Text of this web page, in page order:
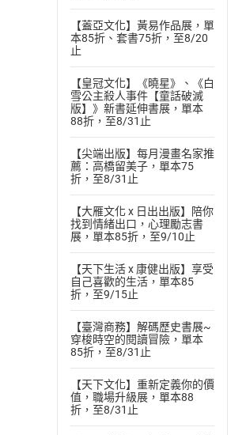
【蓋亞文化】黃易作品展，單
本85折、套書75折，至8/20
止
【皇冠文化】《曉星》、《白
雪公主殺人事件【童話破滅
版】》新書延伸書展，單本
88折，至8/31止
【尖端出版】每月漫畫名家推
薦：高橋留美子，單本75
折，至8/31止
【大雁文化 x 日出出版】陪你
找到情緒出口，心理勵志書
展，單本85折，至9/10止
【天下生活 x 康健出版】享受
自己喜歡的生活，單本85
折，至9/15止
【臺灣商務】解碼歷史書展~
穿梭時空的閱讀冒險，單本
85折，至8/31止
【天下文化】重新定義你的價
值，職場升級展，單本88
折，至8/31止